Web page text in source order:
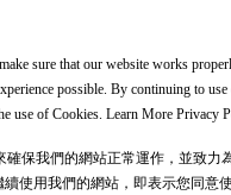
sure that our website works
possible. By continuing to use
use of Cookies. Learn More Privacy
確保我們的網站正常運作，並致力
續使用我們的網站，即表示您同意
佳嘅立體感同張力，單寧
絨，入口極具層次感同爆
頂級烤乳鴿、和牛或者濃
享呢份震撼，絕對係品味